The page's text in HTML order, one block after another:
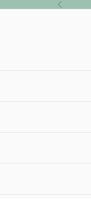
Precedente